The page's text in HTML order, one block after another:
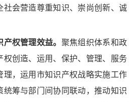
社会营造尊重知识、崇尚创新、诚
权管理效益。 聚焦组织体系和政
权创造、运用、保护、管理、服务
理，运用市知识产权战略实施工作
统筹与部门间协同联动，推动知识